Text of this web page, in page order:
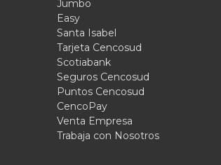
Jumbo
Easy
Santa Isabel
Tarjeta Cencosud
Scotiabank
Seguros Cencosud
Puntos Cencosud
CencoPay
Venta Empresa
Trabaja con Nosotros